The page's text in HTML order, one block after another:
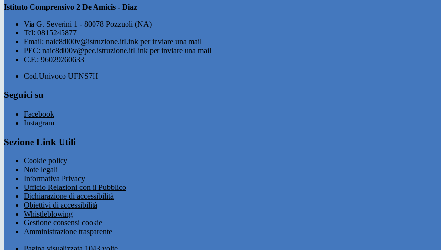
Istituto Comprensivo 2 De Amicis - Diaz
Via G. Severini 1 - 80078 Pozzuoli (NA)
Tel: 0815245877
Email: naic8dl00v@istruzione.itLink per inviare una mail
PEC: naic8dl00v@pec.istruzione.itLink per inviare una mail
C.F.: 96029260633
Cod.Univoco UFNS7H
Seguici su
Facebook
Instagram
Sezione Link Utili
Cookie policy
Note legali
Informativa Privacy
Ufficio Relazioni con il Pubblico
Dichiarazione di accessibilità
Obiettivi di accessibilità
Whistleblowing
Gestione consensi cookie
Amministrazione trasparente